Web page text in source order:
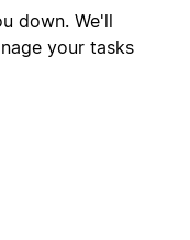
down. We'll
your tasks